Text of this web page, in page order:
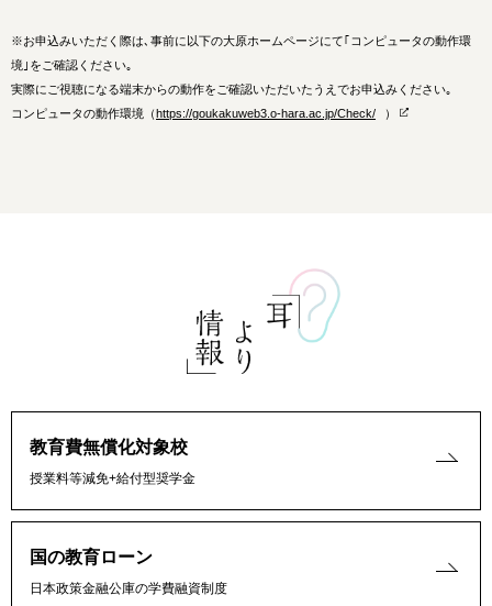
※お申込みいただく際は､事前に以下の大原ホームページにて｢コンピュータの動作環
境｣をご確認ください｡
実際にご視聴になる端末からの動作をご確認いただいたうえでお申込みください｡
コンピュータの動作環境（https://goukakuweb3.o-hara.ac.jp/Check/ ）
教育費無償化対象校
授業料等減免+給付型奨学金
国の教育ローン
日本政策金融公庫の学費融資制度